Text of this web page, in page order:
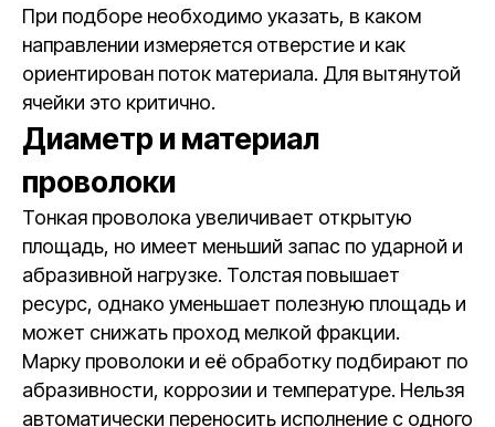
При подборе необходимо указать, в каком
направлении измеряется отверстие и как
ориентирован поток материала. Для вытянутой
ячейки это критично.
Диаметр и материал
проволоки
Тонкая проволока увеличивает открытую
площадь, но имеет меньший запас по ударной и
абразивной нагрузке. Толстая повышает
ресурс, однако уменьшает полезную площадь и
может снижать проход мелкой фракции.
Марку проволоки и её обработку подбирают по
абразивности, коррозии и температуре. Нельзя
автоматически переносить исполнение с одного